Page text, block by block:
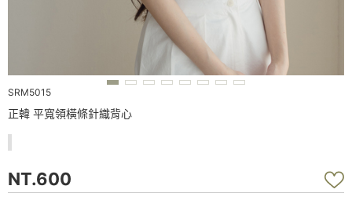
SRM5015
正韓 平寬領橫條針織背心
NT.600